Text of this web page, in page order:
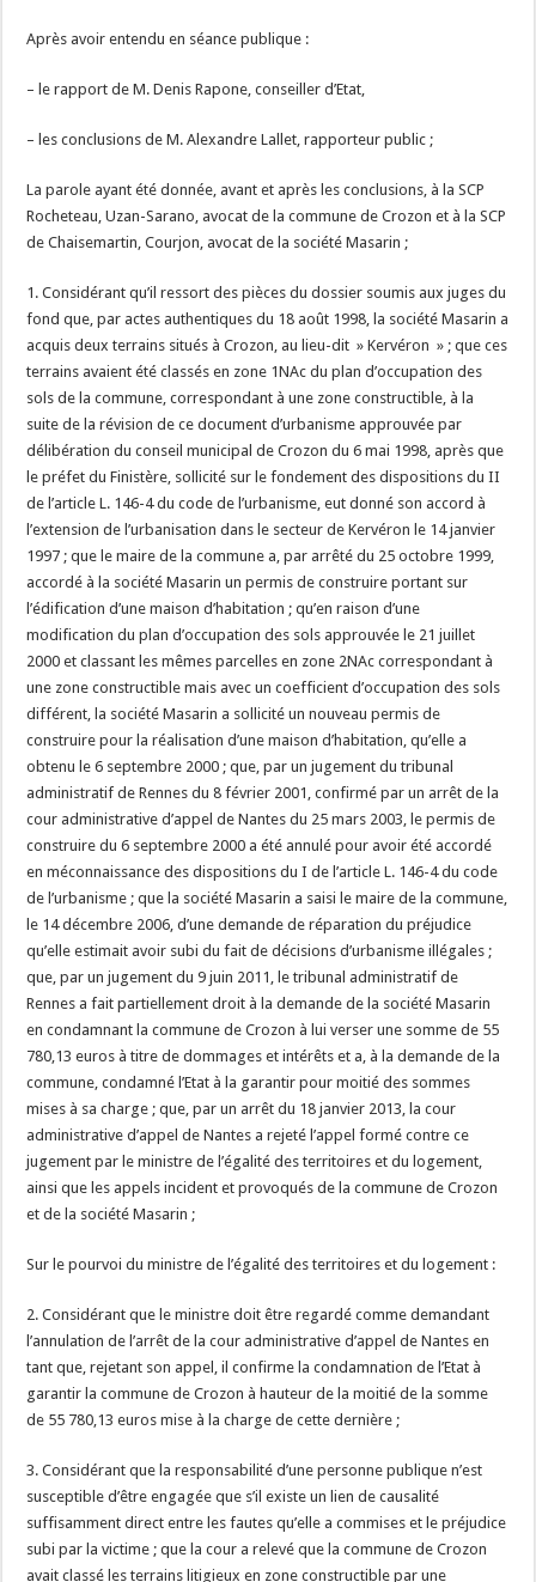
Après avoir entendu en séance publique :
– le rapport de M. Denis Rapone, conseiller d’Etat,
– les conclusions de M. Alexandre Lallet, rapporteur public ;
La parole ayant été donnée, avant et après les conclusions, à la SCP
Rocheteau, Uzan-Sarano, avocat de la commune de Crozon et à la SCP
de Chaisemartin, Courjon, avocat de la société Masarin ;
1. Considérant qu’il ressort des pièces du dossier soumis aux juges du
fond que, par actes authentiques du 18 août 1998, la société Masarin a
acquis deux terrains situés à Crozon, au lieu-dit » Kervéron » ; que ces
terrains avaient été classés en zone 1NAc du plan d’occupation des
sols de la commune, correspondant à une zone constructible, à la
suite de la révision de ce document d’urbanisme approuvée par
délibération du conseil municipal de Crozon du 6 mai 1998, après que
le préfet du Finistère, sollicité sur le fondement des dispositions du II
de l’article L. 146-4 du code de l’urbanisme, eut donné son accord à
l’extension de l’urbanisation dans le secteur de Kervéron le 14 janvier
1997 ; que le maire de la commune a, par arrêté du 25 octobre 1999,
accordé à la société Masarin un permis de construire portant sur
l’édification d’une maison d’habitation ; qu’en raison d’une
modification du plan d’occupation des sols approuvée le 21 juillet
2000 et classant les mêmes parcelles en zone 2NAc correspondant à
une zone constructible mais avec un coefficient d’occupation des sols
différent, la société Masarin a sollicité un nouveau permis de
construire pour la réalisation d’une maison d’habitation, qu’elle a
obtenu le 6 septembre 2000 ; que, par un jugement du tribunal
administratif de Rennes du 8 février 2001, confirmé par un arrêt de la
cour administrative d’appel de Nantes du 25 mars 2003, le permis de
construire du 6 septembre 2000 a été annulé pour avoir été accordé
en méconnaissance des dispositions du I de l’article L. 146-4 du code
de l’urbanisme ; que la société Masarin a saisi le maire de la commune,
le 14 décembre 2006, d’une demande de réparation du préjudice
qu’elle estimait avoir subi du fait de décisions d’urbanisme illégales ;
que, par un jugement du 9 juin 2011, le tribunal administratif de
Rennes a fait partiellement droit à la demande de la société Masarin
en condamnant la commune de Crozon à lui verser une somme de 55
780,13 euros à titre de dommages et intérêts et a, à la demande de la
commune, condamné l’Etat à la garantir pour moitié des sommes
mises à sa charge ; que, par un arrêt du 18 janvier 2013, la cour
administrative d’appel de Nantes a rejeté l’appel formé contre ce
jugement par le ministre de l’égalité des territoires et du logement,
ainsi que les appels incident et provoqués de la commune de Crozon
et de la société Masarin ;
Sur le pourvoi du ministre de l’égalité des territoires et du logement :
2. Considérant que le ministre doit être regardé comme demandant
l’annulation de l’arrêt de la cour administrative d’appel de Nantes en
tant que, rejetant son appel, il confirme la condamnation de l’Etat à
garantir la commune de Crozon à hauteur de la moitié de la somme
de 55 780,13 euros mise à la charge de cette dernière ;
3. Considérant que la responsabilité d’une personne publique n’est
susceptible d’être engagée que s’il existe un lien de causalité
suffisamment direct entre les fautes qu’elle a commises et le préjudice
subi par la victime ; que la cour a relevé que la commune de Crozon
avait classé les terrains litigieux en zone constructible par une